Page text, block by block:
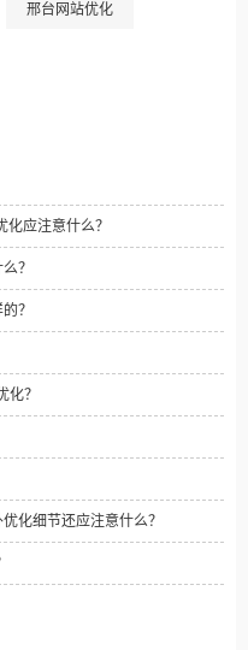
邢台网站优化
应注意什么？
？
？
化？
化细节还应注意什么？